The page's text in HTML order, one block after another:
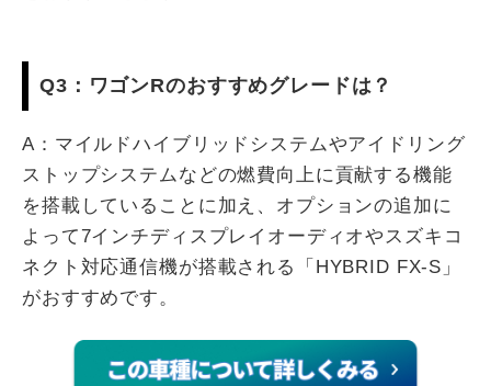
Q3：ワゴンRのおすすめグレードは？
A：マイルドハイブリッドシステムやアイドリング
ストップシステムなどの燃費向上に貢献する機能
を搭載していることに加え、オプションの追加に
よって7インチディスプレイオーディオやスズキコ
ネクト対応通信機が搭載される「HYBRID FX-S」
がおすすめです。